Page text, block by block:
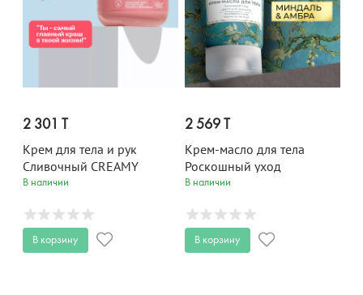
2 301 T
Крем для тела и рук
Cливочный CREAMY
CREAM Miss Organic 140
В наличии
В корзину
2 569 T
Крем-масло для тела
Роскошный уход
Цветущий миндаль Only
В наличии
В корзину